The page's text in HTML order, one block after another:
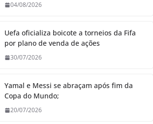
04/08/2026
Uefa oficializa boicote a torneios da Fifa
por plano de venda de ações
30/07/2026
Yamal e Messi se abraçam após fim da
Copa do Mundo;
20/07/2026